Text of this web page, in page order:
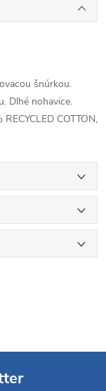
šnúrkou.
Dlhé nohavice.
COTTON,